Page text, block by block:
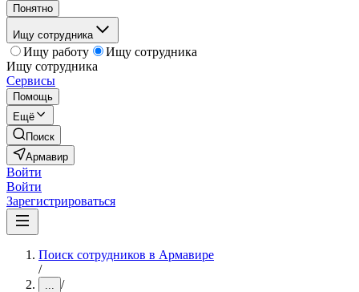
Понятно
Ищу сотрудника
Ищу работу
Ищу сотрудника
Ищу сотрудника
Сервисы
Помощь
Ещё
Поиск
Армавир
Войти
Войти
Зарегистрироваться
Поиск сотрудников в Армавире
/
... /